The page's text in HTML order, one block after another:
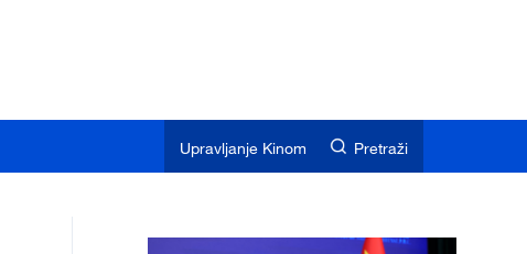
Upravljanje Kinom Pretraži